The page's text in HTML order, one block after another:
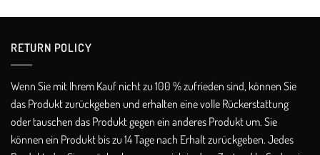
RETURN POLICY​
Wenn Sie mit Ihrem Kauf nicht zu 100 % zufrieden sind, können Sie
das Produkt zurückgeben und erhalten eine volle Rückerstattung
oder tauschen das Produkt gegen ein anderes Produkt um. Sie
können ein Produkt bis zu 14 Tage nach Erhalt zurückgeben. Jedes